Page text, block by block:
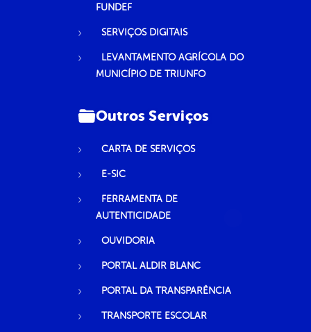
FUNDEF
SERVIÇOS DIGITAIS
LEVANTAMENTO AGRÍCOLA DO
MUNICÍPIO DE TRIUNFO
Outros Serviços
CARTA DE SERVIÇOS
E-SIC
FERRAMENTA DE
AUTENTICIDADE
OUVIDORIA
PORTAL ALDIR BLANC
PORTAL DA TRANSPARÊNCIA
TRANSPORTE ESCOLAR